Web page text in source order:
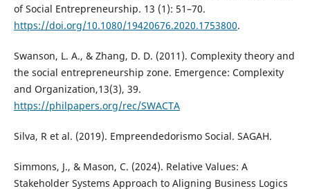
of Social Entrepreneurship. 13 (1): 51–70.
https://doi.org/10.1080/19420676.2020.1753800.
Swanson, L. A., & Zhang, D. D. (2011). Complexity theory and
the social entrepreneurship zone. Emergence: Complexity
and Organization,13(3), 39.
https://philpapers.org/rec/SWACTA
Silva, R et al. (2019). Empreendedorismo Social. SAGAH.
Simmons, J., & Mason, C. (2024). Relative Values: A
Stakeholder Systems Approach to Aligning Business Logics